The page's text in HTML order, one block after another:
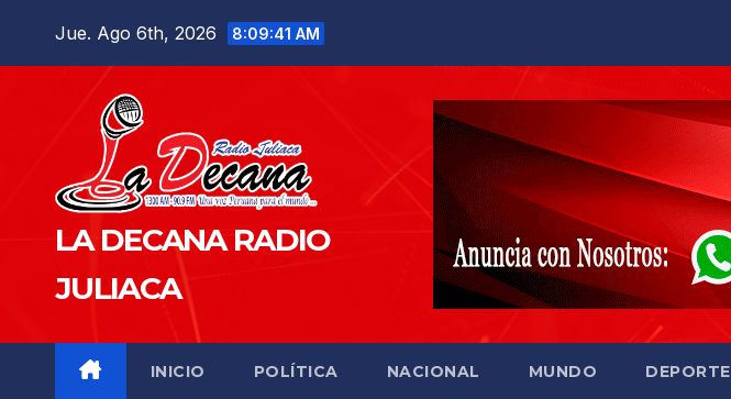
Jue. Ago 6th, 2026 8:09:42 AM
LA DECANA RADIO
JULIACA
INICIO POLÍTICA NACIONAL MUNDO DEPORTE